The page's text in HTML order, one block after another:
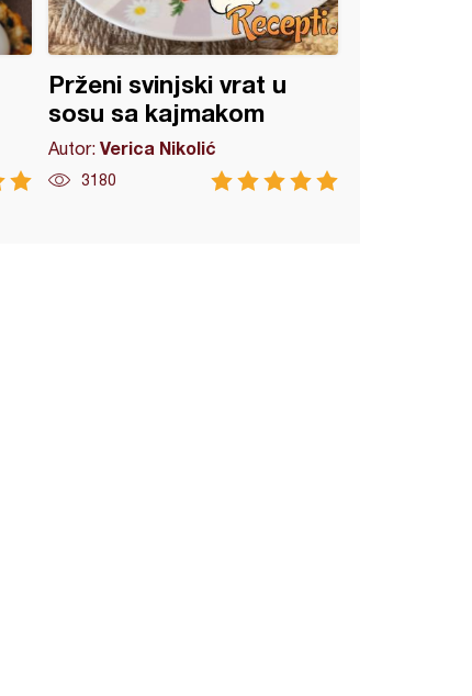
Prženi svinjski vrat u
sosu sa kajmakom
Autor:Verica Nikolić
3180